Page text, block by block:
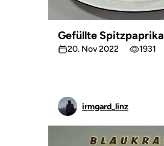
Gefüllte Spitzpaprika
20. Nov 2022 1931
irmgard_linz